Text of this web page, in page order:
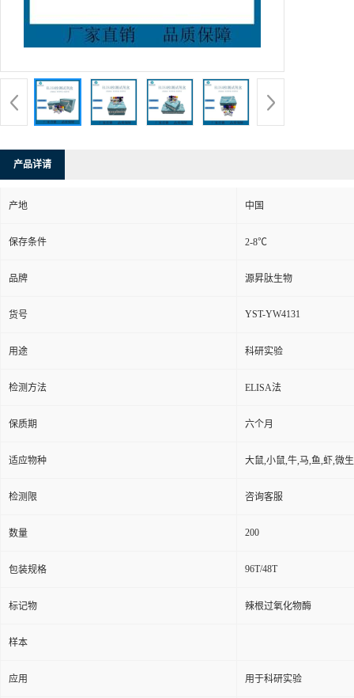
产品详请
产地 中国
保存条件 2-8℃
品牌 源昇肽生物
货号 YST-YW4131
用途 科研实验
检测方法 ELISA法
保质期 六个月
适应物种 大鼠,小鼠,牛,马,鱼,虾,微
检测限 咨询客服
数量 200
包装规格 96T/48T
标记物 辣根过氧化物酶
样本
应用 用于科研实验